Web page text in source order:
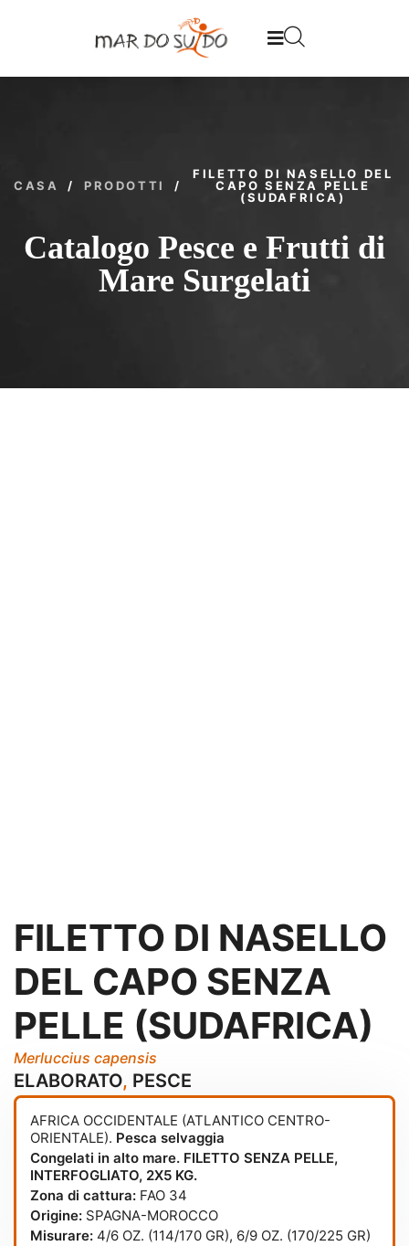
CASA / PRODOTTI /
FILETTO DI NASELLO DEL
CAPO SENZA PELLE
(SUDAFRICA)
Catalogo Pesce e Frutti di
Mare Surgelati
FILETTO DI NASELLO
DEL CAPO SENZA
PELLE (SUDAFRICA)
Merluccius capensis
ELABORATO, PESCE
AFRICA OCCIDENTALE (ATLANTICO CENTRO-
ORIENTALE). Pesca selvaggia
Congelati in alto mare. FILETTO SENZA PELLE,
INTERFOGLIATO, 2X5 KG.
Zona di cattura: FAO 34
Origine: SPAGNA-MOROCCO
Misurare: 4/6 OZ. (114/170 GR), 6/9 OZ. (170/225 GR)